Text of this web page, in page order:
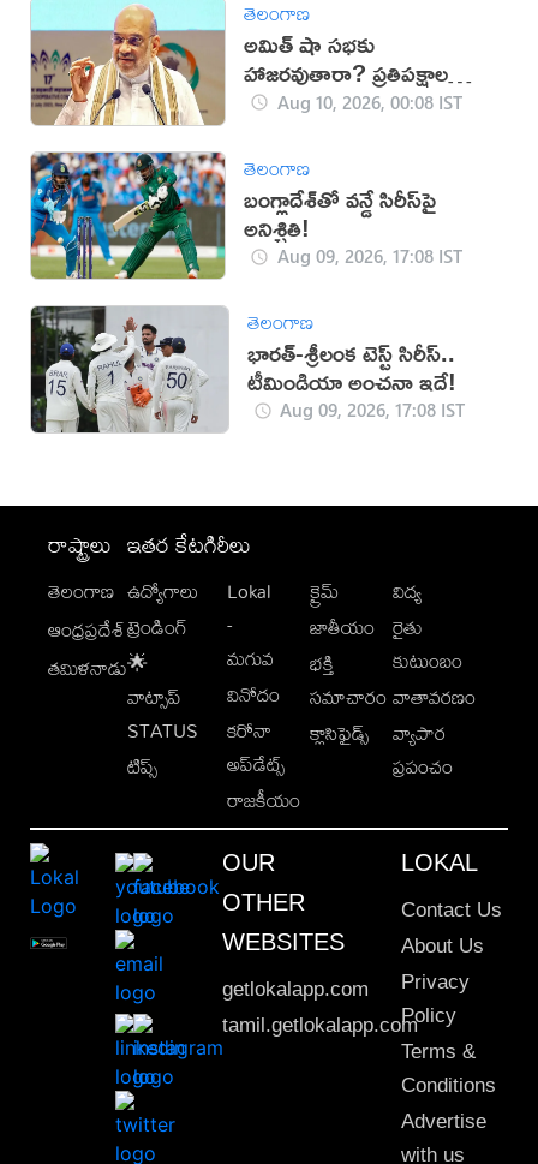
తెలంగాణ
అమిత్ షా సభకు
హాజరవుతారా? ప్రతిపక్షాల
డిమాండ్
Aug 10, 2026, 00:08 IST
తెలంగాణ
బంగ్లాదేశ్‌తో వన్డే సిరీస్‌పై
అనిశ్చితి!
Aug 09, 2026, 17:08 IST
తెలంగాణ
భారత్-శ్రీలంక టెస్ట్ సిరీస్..
టీమిండియా అంచనా ఇదే!
Aug 09, 2026, 17:08 IST
రాష్ట్రాలు
తెలంగాణ
ఆంధ్రప్రదేశ్
తమిళనాడు
ఇతర కేటగిరీలు
ఉద్యోగాలు
ట్రెండింగ్
🌟
వాట్సాప్
STATUS
టిప్స్
Lokal
-
మగువ
వినోదం
కరోనా
అప్‌డేట్స్
రాజకీయం
క్రైమ్
జాతీయం
భక్తి
సమాచారం
క్లాసిఫైడ్స్
విద్య
రైతు
కుటుంబం
వాతావరణం
వ్యాపార
ప్రపంచం
OUR
OTHER
WEBSITES
getlokalapp.com
tamil.getlokalapp.com
LOKAL
Contact Us
About Us
Privacy
Policy
Terms &
Conditions
Advertise
with us